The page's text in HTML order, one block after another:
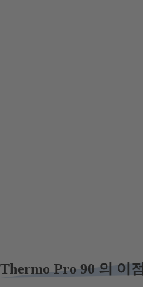
Thermo Pro 90 의 이점